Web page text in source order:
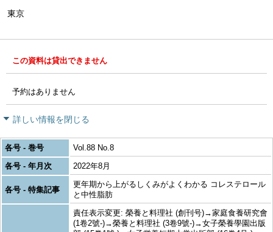
東京
この資料は貸出できません
予約はありません
詳しい情報を閉じる
各号 - 巻号
Vol.88 No.8
各号 - 年月次
2022年8月
各号 - 特集記事
更年期から上がるしくみがよくわかる コレステロール
と中性脂肪
責任表示変更: 榮養と料理社 (創刊号)→家庭食養研究會
(1卷2號-)→榮養と料理社 (3卷9號-)→女子榮養學園出版